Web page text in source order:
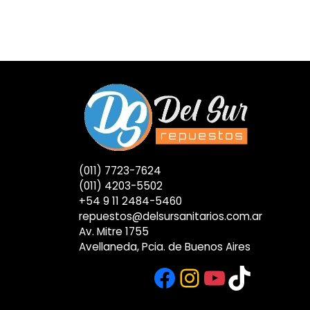
(011) 7723-7624
(011) 4203-5502
+54 9 11 2484-5460
repuestos@delsursanitarios.com.ar
Av. Mitre 1755
Avellaneda, Pcia. de Buenos Aires
Facebook
Instagram
TikTok